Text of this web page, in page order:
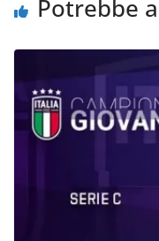
Potrebbe